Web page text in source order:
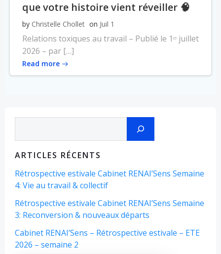
que votre histoire vient réveiller 🧠
by Christelle Chollet on Juil 1
Relations toxiques au travail – Publié le 1ᵉʳ juillet
2026 – par […]
Read more
ARTICLES RÉCENTS
Rétrospective estivale Cabinet RENAI’Sens Semaine
4: Vie au travail & collectif
Rétrospective estivale Cabinet RENAI’Sens Semaine
3: Reconversion & nouveaux départs
Cabinet RENAI’Sens – Rétrospective estivale – ETE
2026 – semaine 2